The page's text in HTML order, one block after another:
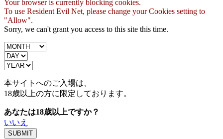
Your browser is currently blocking cookies.
To use Resident Evil Net, please change your Cookies setting to
"Allow".
Sorry, we can't grant you access to this site this time.
本サイトへのご入場は、
18歳以上の方に限定しております。
あなたは18歳以上ですか？
いいえ